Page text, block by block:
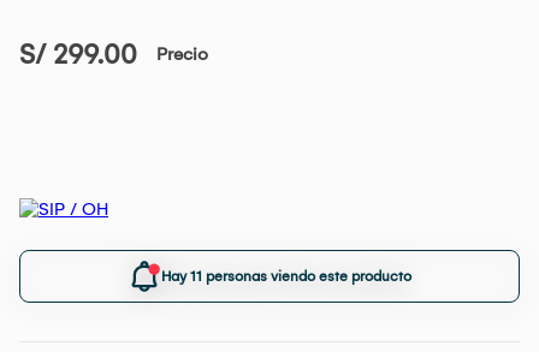
S/ 299.00 Precio
Hay 11 personas viendo este producto